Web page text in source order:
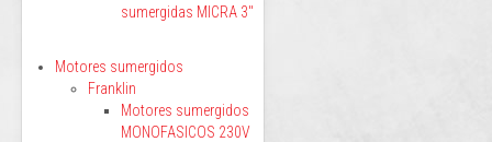
sumergidas MICRA 3"
Motores sumergidos
Franklin
Motores sumergidos
MONOFASICOS 230V